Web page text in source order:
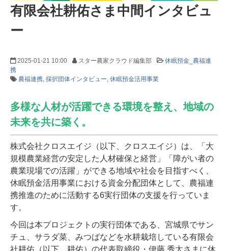
有限会社耕佑さま中間インタビュ
ー
2025-01-21 10:00 スター農家クラウド編集部
休眠預金_農福連
携
農福連携 採択団体インタビュー 休眠預金活用事業
多様な人材が活躍できる環境を整え、地域の
未来を共に築く。
株式会社クロスエイジ（以下、クロスエイジ）は、「大
規模農業経営の安定した人材確保と経営」「障がい者の
農業現場での活躍」ができる地域や社会を目指すべく、
休眠預金活用事業における資金分配団体として、農福連
携推進のために活動する6実行団体の支援を行っていま
す。
今回は本プロジェクトの実行団体である、宮城県でサン
チュ、サラダ菜、みつばなどを水耕栽培している有限会